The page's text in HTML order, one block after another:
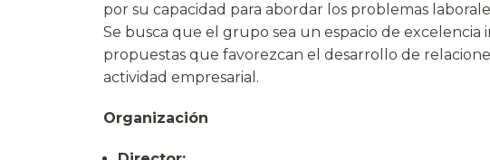
por su capacidad para abordar los problemas
Se busca que el grupo sea un espacio de
propuestas que favorezcan el desarrollo de
actividad empresarial.
Organización